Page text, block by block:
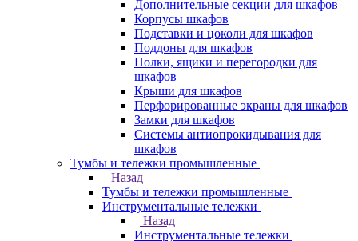
Дополнительные секции для шкафов
Корпусы шкафов
Подставки и цоколи для шкафов
Поддоны для шкафов
Полки, ящики и перегородки для
шкафов
Крыши для шкафов
Перфорированные экраны для шкафов
Замки для шкафов
Системы антиопрокидывания для
шкафов
Тумбы и тележки промышленные
Назад
Тумбы и тележки промышленные
Инструментальные тележки
Назад
Инструментальные тележки